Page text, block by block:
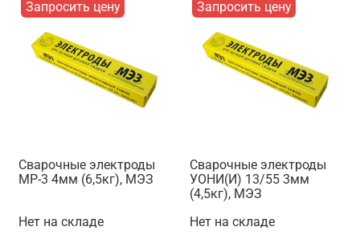
Запросить цену
Сварочные электроды
МР-3 4мм (6,5кг), МЭЗ
Нет на складе
Запросить цену
Сварочные электроды
УОНИ(И) 13/55 3мм
(4,5кг), МЭЗ
Нет на складе